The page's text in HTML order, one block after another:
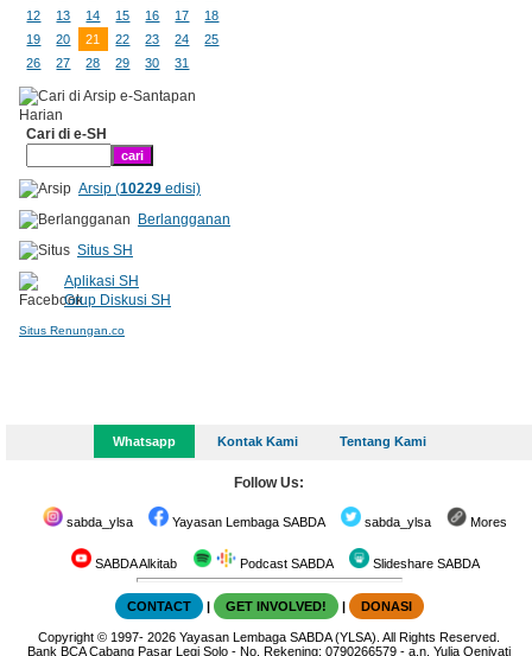
12
13 14 15 16 17
18
19
20 21 22 23 24
25
26
27 28 29 30 31
Cari di e-SH
Arsip (10229edisi)
Berlangganan
Situs SH
Aplikasi SH
Grup Diskusi SH
Situs Renungan.co
Whatsapp Kontak Kami Tentang Kami
Follow Us:
sabda_ylsa Yayasan Lembaga SABDA sabda_ylsa Mores
SABDA Alkitab Podcast SABDA Slideshare SABDA
CONTACT | GET INVOLVED! | DONASI
Copyright © 1997-2026Yayasan Lembaga SABDA (YLSA). All Rights Reserved.
Bank BCA Cabang Pasar Legi Solo - No. Rekening: 0790266579 - a.n. Yulia Oeniyati